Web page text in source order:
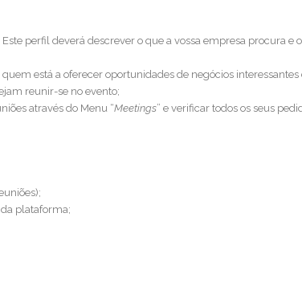
perfil deverá descrever o que a vossa empresa procura e
está a oferecer oportunidades de negócios interessantes
reunir-se no evento;
através do Menu “Meetings” e verificar todos os seus
plataforma;